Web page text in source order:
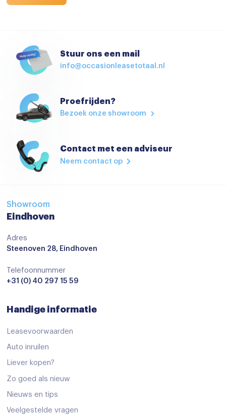
Stuur ons een mail
info@occasionleasetotaal.nl
Proefrijden?
Bezoek onze showroom
Contact met een adviseur
Neem contact op
Showroom
Eindhoven
Adres
Steenoven 28, Eindhoven
Telefoonnummer
+31 (0) 40 297 15 59
Handige informatie
Leasevoorwaarden
Auto inruilen
Liever kopen?
Zo goed als nieuw
Nieuws en tips
Veelgestelde vragen